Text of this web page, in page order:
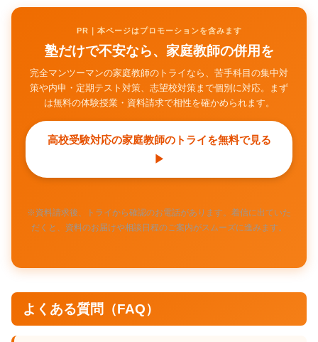
PR｜本ページはプロモーションを含みます
塾だけで不安なら、家庭教師の併用を
完全マンツーマンの家庭教師のトライなら、苦手科目の集中対
策や内申・定期テスト対策、志望校対策まで個別に対応。まず
は無料の体験授業・資料請求で相性を確かめられます。
高校受験対応の家庭教師のトライを無料で見る
▶
※資料請求後、トライから確認のお電話があります。着信に出ていた
だくと、資料のお届けや相談日程のご案内がスムーズに進みます。
よくある質問（FAQ）